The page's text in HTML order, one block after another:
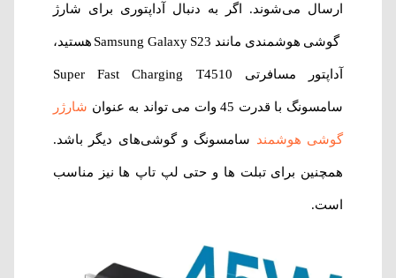
ارسال می‌شوند. اگر به دنبال آداپتوری برای شارژ
گوشی هوشمندی مانند Samsung Galaxy S23 هستید،
آداپتور مسافرتی Super Fast Charging T4510
سامسونگ با قدرت 45 وات می تواند به عنوان شارژر
گوشی هوشمند سامسونگ و گوشی‌های دیگر باشد.
همچنین برای تبلت ها و حتی لپ تاپ ها نیز مناسب
است.